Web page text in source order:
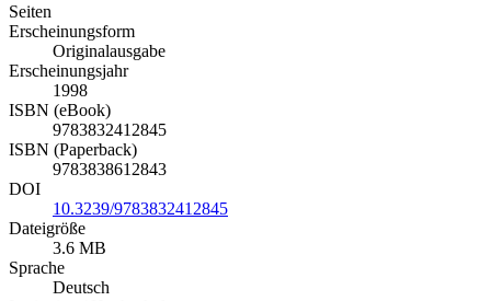
Seiten
Erscheinungsform
Originalausgabe
Erscheinungsjahr
1998
ISBN (eBook)
9783832412845
ISBN (Paperback)
9783838612843
DOI
10.3239/9783832412845
Dateigröße
3.6 MB
Sprache
Deutsch